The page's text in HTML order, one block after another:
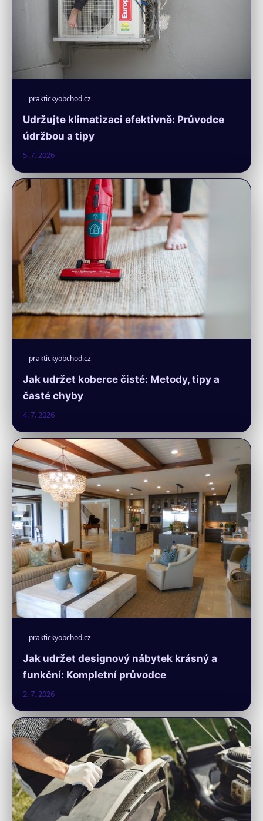
praktickyobchod.cz
Udržujte klimatizaci efektivně: Průvodce
údržbou a tipy
5. 7. 2026
praktickyobchod.cz
Jak udržet koberce čisté: Metody, tipy a
časté chyby
4. 7. 2026
praktickyobchod.cz
Jak udržet designový nábytek krásný a
funkční: Kompletní průvodce
2. 7. 2026